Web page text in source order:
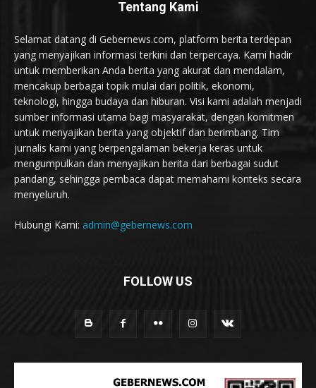
Tentang Kami
Selamat datang di Gebernews.com, platform berita terdepan
yang menyajikan informasi terkini dan terpercaya. Kami hadir
untuk memberikan Anda berita yang akurat dan mendalam,
mencakup berbagai topik mulai dari politik, ekonomi,
teknologi, hingga budaya dan hiburan. Visi kami adalah menjadi
sumber informasi utama bagi masyarakat, dengan komitmen
untuk menyajikan berita yang objektif dan berimbang. Tim
jurnalis kami yang berpengalaman bekerja keras untuk
mengumpulkan dan menyajikan berita dari berbagai sudut
pandang, sehingga pembaca dapat memahami konteks secara
menyeluruh.
Hubungi Kami: admin@gebernews.com
FOLLOW US